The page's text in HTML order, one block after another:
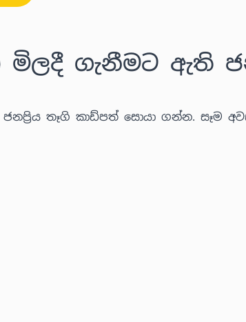
මිලදී ගැනීමට ඇති
ජනප්‍රිය තෑගි කාඩ්පත් සොයා ගන්න. සෑම